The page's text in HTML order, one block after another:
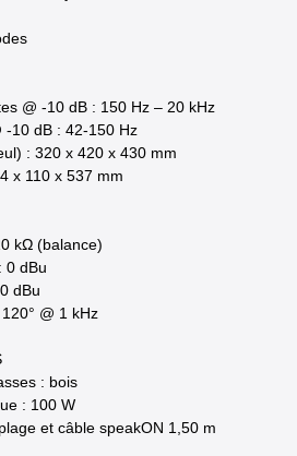
@ -10 dB : 150 Hz – 20 kHz
-10 dB : 42-150 Hz
: 320 x 420 x 430 mm
x 110 x 537 mm
kΩ (balance)
0 dBu
dBu
@ 1 kHz
: bois
: 100 W
et câble speakON 1,50 m